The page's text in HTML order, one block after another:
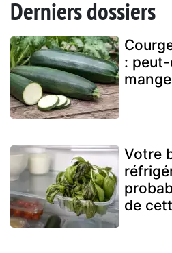
Derniers dossiers
:
Votre
de